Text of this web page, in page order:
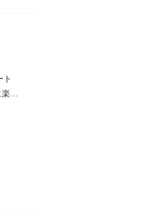
ト
し